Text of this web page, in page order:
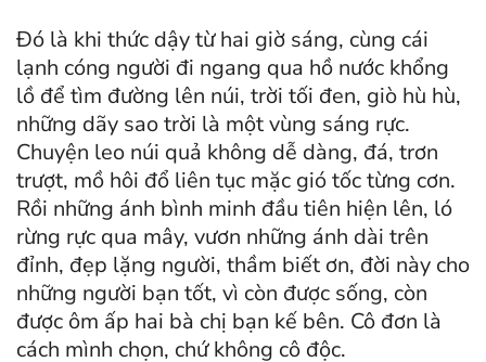
Đó là khi thức dậy từ hai giờ sáng, cùng cái
lạnh cóng người đi ngang qua hồ nước khổng
lồ để tìm đường lên núi, trời tối đen, giò hù hù,
những dãy sao trời là một vùng sáng rực.
Chuyện leo núi quả không dễ dàng, đá, trơn
trượt, mồ hôi đổ liên tục mặc gió tốc từng cơn.
Rồi những ánh bình minh đầu tiên hiện lên, ló
rừng rực qua mây, vươn những ánh dài trên
đỉnh, đẹp lặng người, thầm biết ơn, đời này cho
những người bạn tốt, vì còn được sống, còn
được ôm ấp hai bà chị bạn kế bên. Cô đơn là
cách mình chọn, chứ không cô độc.